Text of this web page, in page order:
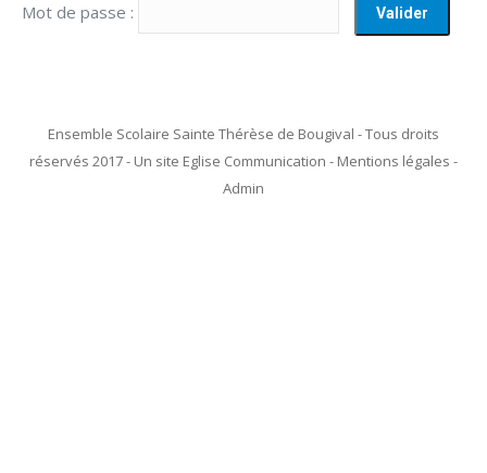
Mot de passe :
Ensemble Scolaire Sainte Thérèse de Bougival - Tous droits
réservés 2017 - Un site Eglise Communication - Mentions légales -
Admin